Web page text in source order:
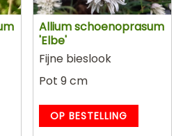
Allium schoenoprasum
'Elbe'
Fijne bieslook
Pot 9 cm
OP BESTELLING